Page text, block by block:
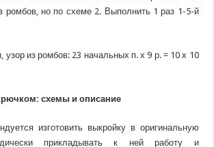
ромбов, но по схеме 2. Выполнить 1 раз 1-5-й
узор из ромбов: 23 начальных п. х 9 р. = 10 x 10
схемы и описание
изготовить выкройку в оригинальную
прикладывать к ней работу и